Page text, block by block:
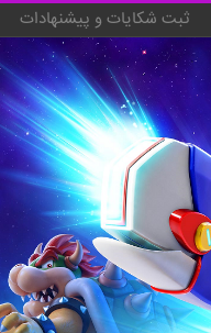
ثبت شکایات و پیشنهادات